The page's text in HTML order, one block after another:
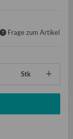
Frage zum Artikel
Stk